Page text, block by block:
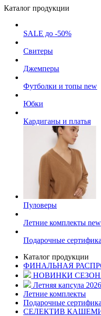
Каталог продукции
SALE до -50%
Свитеры
Джемперы
Футболки и топы new
Юбки
Кардиганы и платья
Пуловеры
Летние комплекты new
Подарочные
Каталог продукции
ФИНАЛЬНАЯ
НОВИНКИ
Летняя капсула
Летние комплекты
Подарочные
СЕЛЕКТИВ